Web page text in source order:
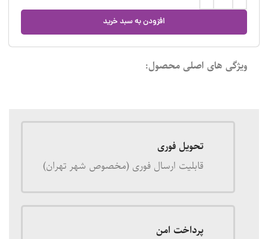
افزودن به سبد خرید
ویژگی های اصلی محصول:
تحویل فوری
قابلیت ارسال فوری (مخصوص شهر تهران)
پرداخت امن